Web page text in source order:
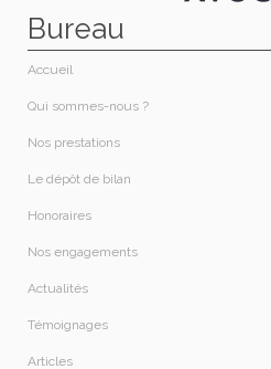
Bureau
Accueil
Qui sommes-nous ?​
Nos prestations​
Le dépôt de bilan
Honoraires​
Nos engagements
Actualités
Témoignages
Articles